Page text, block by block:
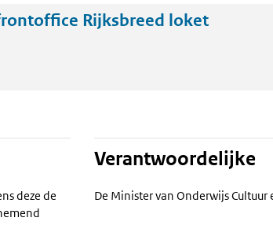
Rijksbreed loket
deze de
Verantwoordelijke
De Minister van Onderwijs Cultuur